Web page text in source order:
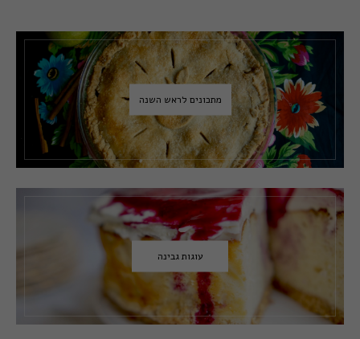
מתכונים לראש השנה
עוגות גבינה